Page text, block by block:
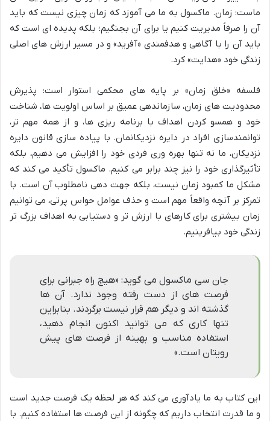
ماست: زمان. ماکسول به ما می آموزد که زمان چیزی نیست که باید
آن را صرفاً مدیریت کنیم یا برای آن بجنگیم؛ بلکه پدیده ای است که
باید آن را با آگاهی و هدفمندی «آفرید» و در مسیر ارزش های اصلی
زندگی خود «هدایت» کرد.
فلسفه «خلق زمان» بر پایه های محکمی استوار است: پذیرش
محدودیت های زمان، سازماندهی عمیق بر اساس اولویت ها، شناخت
خود و همسو کردن اهداف با برنامه ریزی ها، و از همه مهم تر،
توانمندسازی افراد در دایره نزدیکانمان. با پیاده سازی قانون دایره
نزدیکان، ما نه تنها بهره وری فردی خود را افزایش می دهیم، بلکه
تأثیرگذاری خود را نیز چند برابر می کنیم. ماکسول تأکید می کند که
مشکل ما کمبود زمان نیست، بلکه جهت دهی نامطلوب آن است. با
تمرکز بر آنچه واقعاً مهم است و حذف عوامل حواس پرتی، می توانیم
زمان بیشتری برای کارهای با ارزش تر و دستیابی به اهداف بزرگ تر
زندگی خود بیافرینیم.
جان سی ماکسول می گوید: «هیچ راه جبرانی برای
فرصت های از دست رفته وجود ندارد. آن ها
گذشته اند و دیگر هم قرار نیست برگردند. بنابراین
تنها کاری که می توانید اکنون انجام دهید،
استفاده مناسب و بهینه از فرصت های پیش
رویتان است.»
این کتاب به ما یادآوری می کند که هر لحظه یک فرصت جدید است
و ما قدرت انتخاب داریم که چگونه از این فرصت ها استفاده کنیم. با